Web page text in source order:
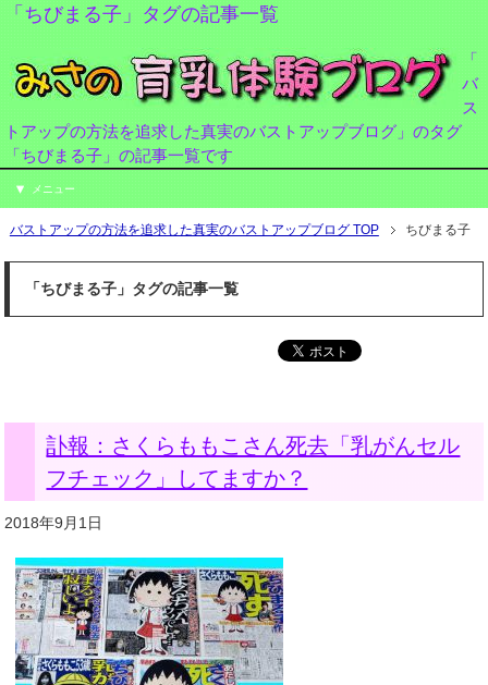
「ちびまる子」タグの記事一覧
「
バ
ス
トアップの方法を追求した真実のバストアップブログ」のタグ
「ちびまる子」の記事一覧です
メニュー
バストアップの方法を追求した真実のバストアップブログ TOP ちびまる子
「ちびまる子」タグの記事一覧
訃報：さくらももこさん死去「乳がんセル
フチェック」してますか？
2018年9月1日